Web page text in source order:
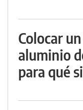
Colocar
aluminio
para qué